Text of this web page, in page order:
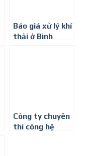
Báo giá xử lý khí
thải ở Bình
Công ty chuyên
thi công hệ